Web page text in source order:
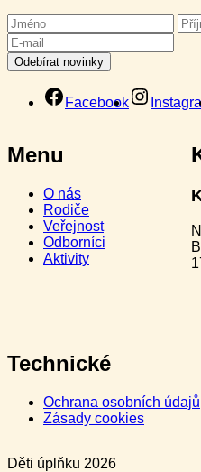
Facebook
Menu
O nás
Rodiče
Veřejnost
Odborníci
Aktivity
Technické
Ochrana osobních údajů
Zásady cookies
Děti úplňku 2026